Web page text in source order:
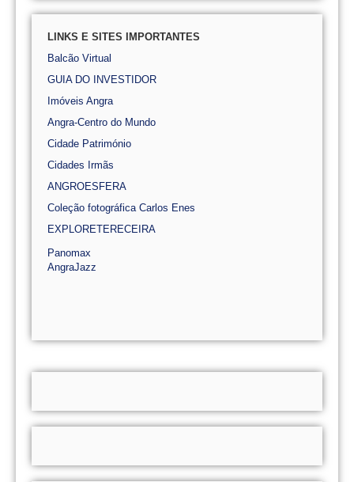
LINKS E SITES IMPORTANTES
Balcão Virtual
GUIA DO INVESTIDOR
Imóveis Angra
Angra-Centro do Mundo
Cidade Património
Cidades Irmãs
ANGROESFERA
Coleção fotográfica Carlos Enes
EXPLORETERECEIRA
Panomax
AngraJazz